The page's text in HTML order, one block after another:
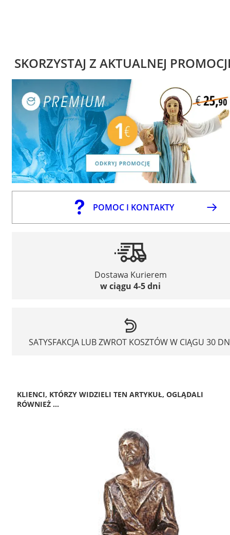
SKORZYSTAJ Z AKTUALNEJ
POMOC I KONTAKTY
Dostawa Kurierem
w ciągu 4-5 dni
SATYSFAKCJA LUB ZWROT KOSZTÓW W CIĄGU 30
KLIENCI, KTÓRZY WIDZIELI TEN ARTYKUŁ, OGLĄDALI
RÓWNIEŻ ...